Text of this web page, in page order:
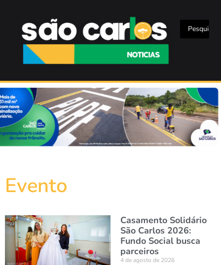
Evento
Casamento Solidário
São Carlos 2026:
Fundo Social busca
parceiros
4 de agosto de 2026